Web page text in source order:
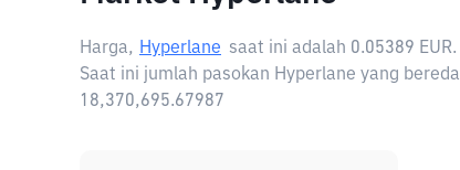
Harga, Hyperlane saat ini adalah 0.05389 EUR
Saat ini jumlah pasokan Hyperlane yang
18,370,695.67987